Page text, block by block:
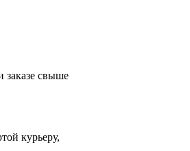
заказе свыше
курьеру,